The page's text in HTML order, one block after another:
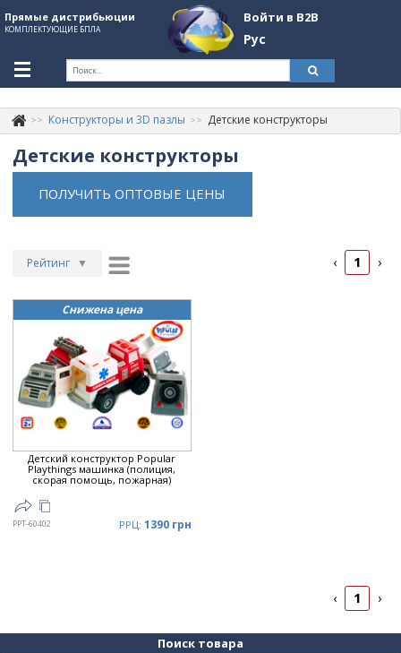
Прямые дистрибьюции
КОМПЛЕКТУЮЩИЕ БПЛА
Войти в B2B
Рус
+380507774092 Контакты
Информация о компании
Войти в B2B
Стать партнером
Конструкторы и 3D пазлы Детские конструкторы
Детские конструкторы
ПОЛУЧИТЬ ОПТОВЫЕ ЦЕНЫ
Рейтинг ▼
Дата ▲
Дата ▼
Цена ▲
Цена ▼
‹ 1 ›
Снижена цена
Детский конструктор Popular
Playthings машинка (полиция,
скорая помощь, пожарная)
PPT-60402 РРЦ: 1390 грн
‹ 1 ›
Поиск товара